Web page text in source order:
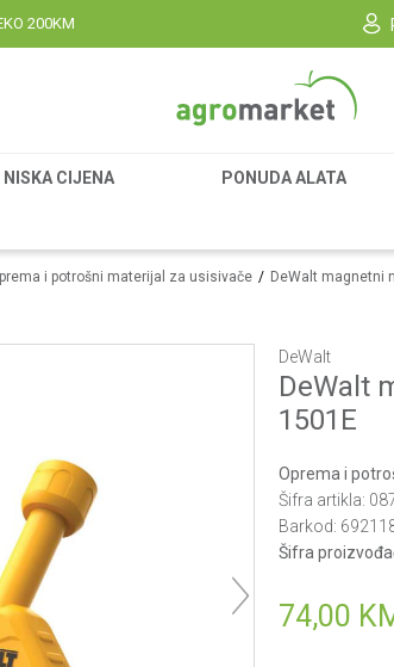
200KM
CIJENA PONUDA ALATA
i potrošni materijal za usisivače DeWalt magnetni
DeWalt
DeWalt
1501E
Oprema i
Šifra artikla:
Barkod:
Šifra
74,00